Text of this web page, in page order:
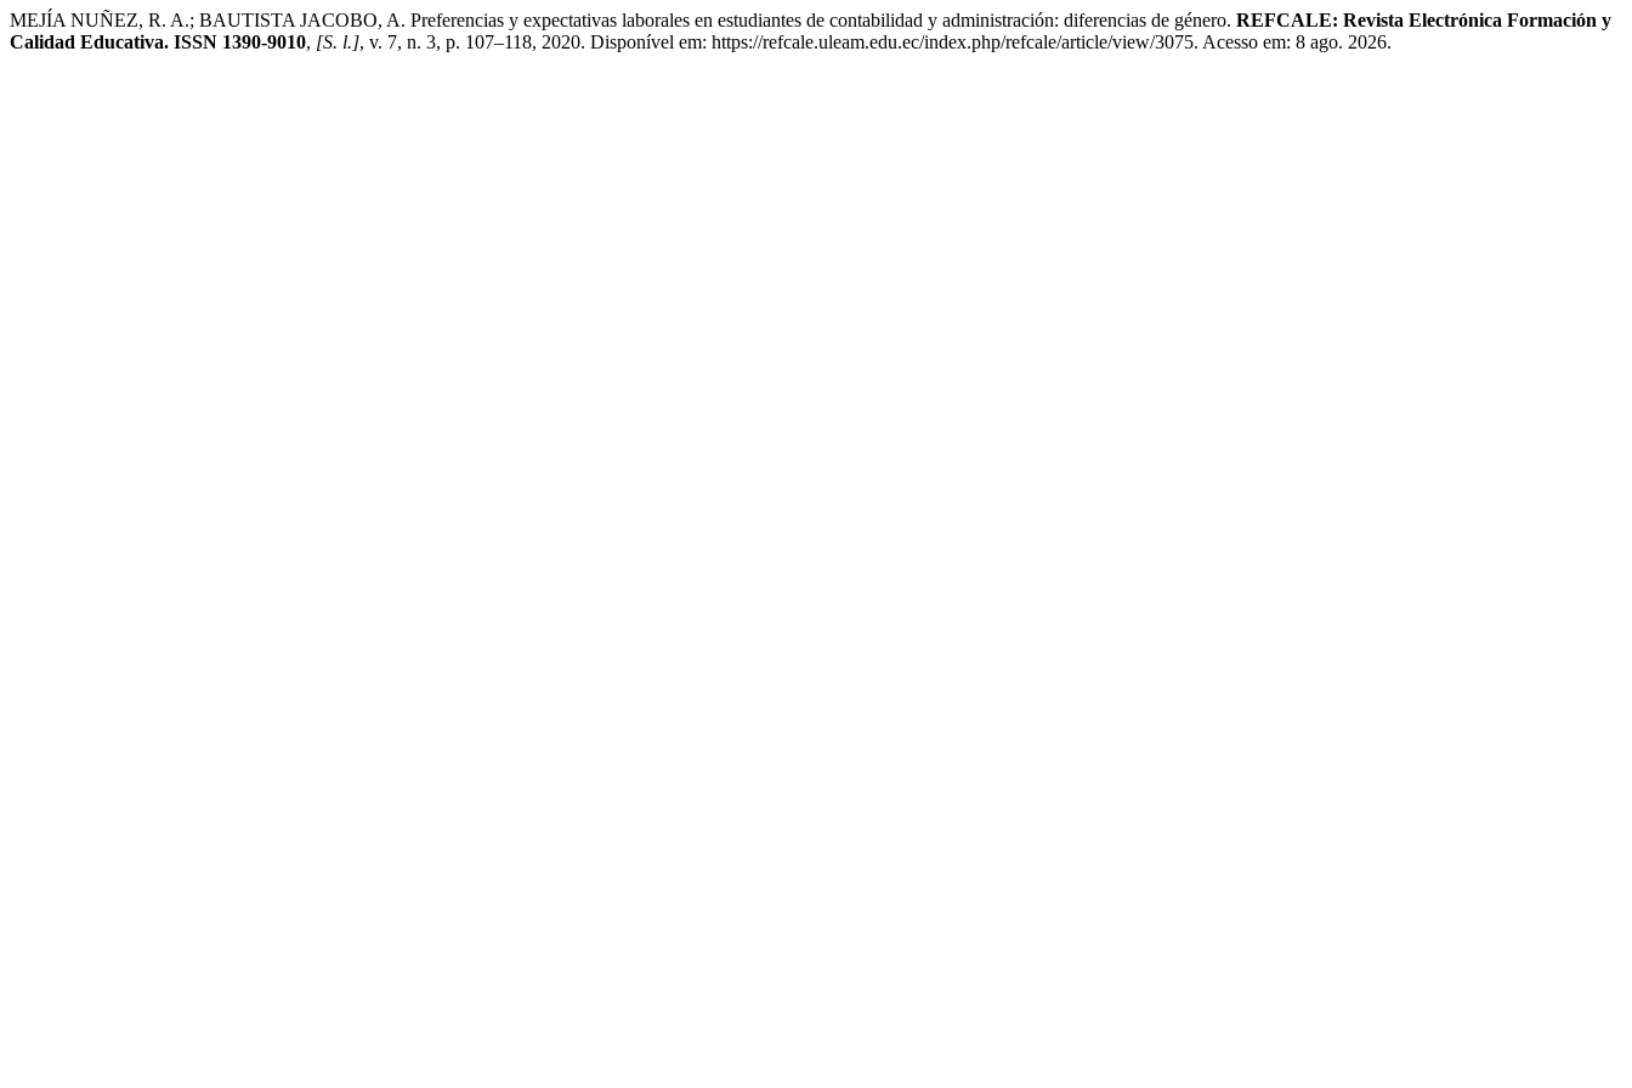
MEJÍA NUÑEZ, R. A.; BAUTISTA JACOBO, A. Preferencias y expectativas laborales en estudiantes de contabilidad y administración: diferencias de género. REFCALE: Revista Electrónica Formación y
Calidad Educativa. ISSN 1390-9010, [S. l.], v. 7, n. 3, p. 107–118, 2020. Disponível em: https://refcale.uleam.edu.ec/index.php/refcale/article/view/3075. Acesso em: 8 ago. 2026.